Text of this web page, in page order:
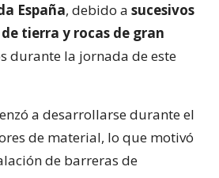
España, debido a sucesivos
tierra y rocas de gran
durante la jornada de este
a desarrollarse durante el
de material, lo que motivó
de barreras de